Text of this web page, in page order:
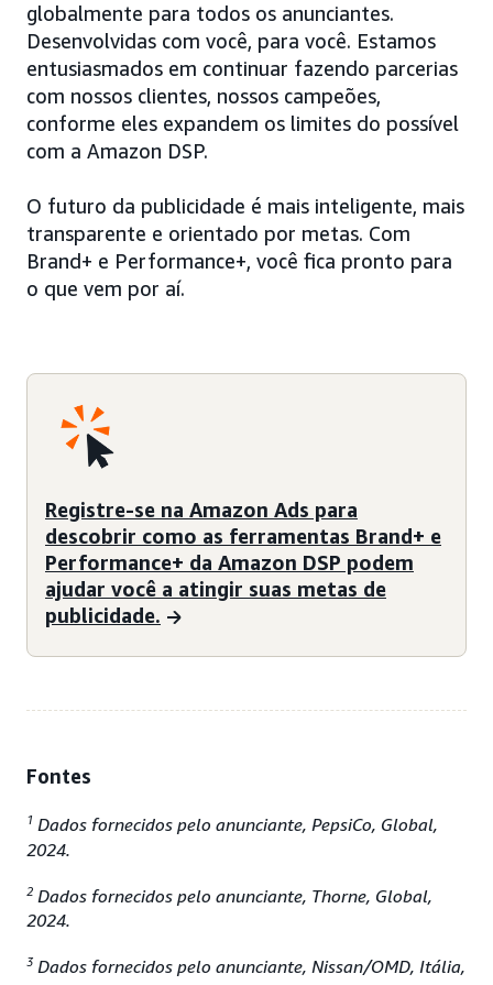
globalmente para todos os anunciantes.
Desenvolvidas com você, para você. Estamos
entusiasmados em continuar fazendo parcerias
com nossos clientes, nossos campeões,
conforme eles expandem os limites do possível
com a Amazon DSP.
O futuro da publicidade é mais inteligente, mais
transparente e orientado por metas. Com
Brand+ e Performance+, você fica pronto para
o que vem por aí.
Registre-se na Amazon Ads para
descobrir como as ferramentas Brand+ e
Performance+ da Amazon DSP podem
ajudar você a atingir suas metas de
publicidade.
Fontes
1 Dados fornecidos pelo anunciante, PepsiCo, Global,
2024.
2 Dados fornecidos pelo anunciante, Thorne, Global,
2024.
3 Dados fornecidos pelo anunciante, Nissan/OMD, Itália,